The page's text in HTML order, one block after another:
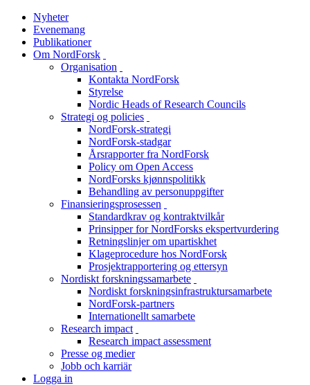
Nyheter
Evenemang
Publikationer
Om NordForsk
menu
Organisation
menu
Kontakta NordForsk
Styrelse
Nordic Heads of Research Councils
Strategi og policies
menu
NordForsk-strategi
NordForsk-stadgar
Årsrapporter fra NordForsk
Policy om Open Access
NordForsks kjønnspolitikk
Behandling av personuppgifter
Finansieringsprosessen
menu
Standardkrav og kontraktvilkår
Prinsipper for NordForsks ekspertvurdering
Retningslinjer om upartiskhet
Klageprocedure hos NordForsk
Prosjektrapportering og ettersyn
Nordiskt forskningssamarbete
menu
Nordiskt forskningsinfrastruktursamarbete
NordForsk-partners
Internationellt samarbete
Research impact
menu
Research impact assessment
Presse og medier
Jobb och karriär
Logga in